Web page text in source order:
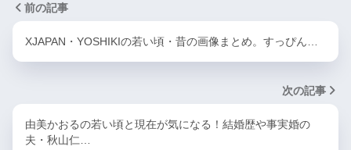
前の記事
XJAPAN・YOSHIKIの若い頃・昔の画像まとめ。すっぴん…
次の記事
由美かおるの若い頃と現在が気になる！結婚歴や事実婚の
夫・秋山仁…